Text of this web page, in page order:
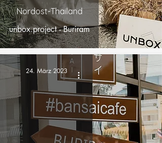
unbox.project - Buriram
Nordost-Thailand
24. März 2023